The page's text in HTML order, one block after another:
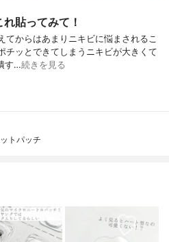
貼ってみて！
てからはあまりニキビに悩まされるこ
チッとできてしまうニキビが大きくて
す…続きを見る
トパッチ